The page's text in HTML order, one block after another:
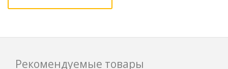
Рекомендуемые товары